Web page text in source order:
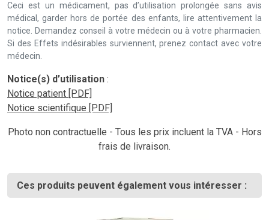
Ceci est un médicament, pas d’utilisation prolongée sans avis
médical, garder hors de portée des enfants, lire attentivement la
notice. Demandez conseil à votre médecin ou à votre pharmacien.
Si des Effets indésirables surviennent, prenez contact avec votre
médecin.
Notice(s) d’utilisation :
Notice patient [PDF]
Notice scientifique [PDF]
Photo non contractuelle - Tous les prix incluent la TVA - Hors
frais de livraison.
Ces produits peuvent également vous intéresser :